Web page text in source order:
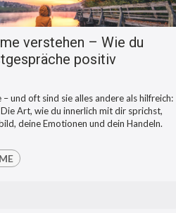
verstehen – Wie du
positiv
und oft sind sie alles andere als hilfreich:
Art, wie du innerlich mit dir sprichst,
deine Emotionen und dein Handeln.